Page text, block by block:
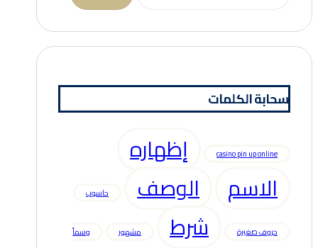
سحابة الكلمات
casino pin up online
إظهاره
الاسم
الوصف حاسوب
حروف صغيرة شرط مشهور
وسماً